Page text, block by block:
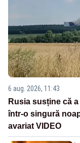
6 aug. 2026, 11:43
Rusia susține că
într-o singură
avariat VIDEO